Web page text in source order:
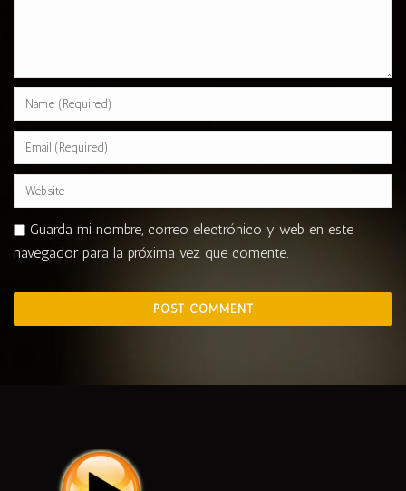
Guarda mi nombre, correo electrónico y web en este
navegador para la próxima vez que comente.